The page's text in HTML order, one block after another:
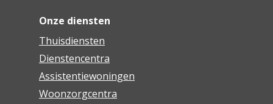
Onze diensten
Thuisdiensten
Dienstencentra
Assistentiewoningen
Woonzorgcentra